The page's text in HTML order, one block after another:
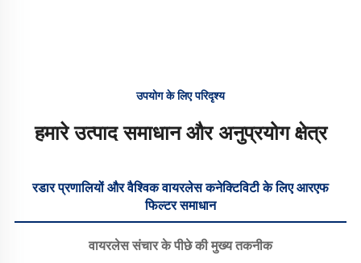
उपयोग के लिए परिदृश्य
हमारे उत्पाद समाधान और अनुप्रयोग क्षेत्र
रडार प्रणालियों और वैश्विक वायरलेस कनेक्टिविटी के लिए आरएफ
फिल्टर समाधान
वायरलेस संचार के पीछे की मुख्य तकनीक